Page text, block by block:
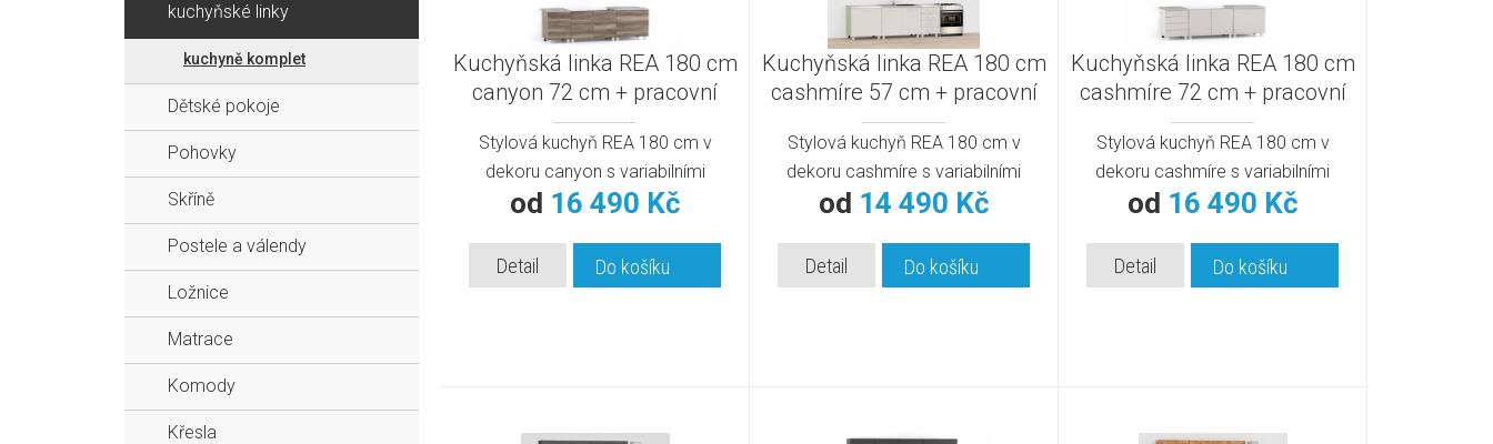
Kuchyňská linka REA 180 cm
canyon 72 cm + pracovní
deska | moderní
Stylová kuchyň REA 180 cm v
dekoru canyon s variabilními
skříňkami.
od 16 490 Kč
Detail Do košíku
Kuchyňská linka REA 180 cm
cashmíre 57 cm + pracovní
deska | moderní
Stylová kuchyň REA 180 cm v
dekoru cashmíre s variabilními
skříňkami.
od 14 490 Kč
Detail Do košíku
Kuchyňská linka REA 180 cm
cashmíre 72 cm + pracovní
deska | moderní
Stylová kuchyň REA 180 cm v
dekoru cashmíre s variabilními
skříňkami.
od 16 490 Kč
Detail Do košíku
kuchyňské linky
kuchyně komplet
Dětské pokoje
Pohovky
Skříně
Postele a válendy
Ložnice
Matrace
Komody
Křesla